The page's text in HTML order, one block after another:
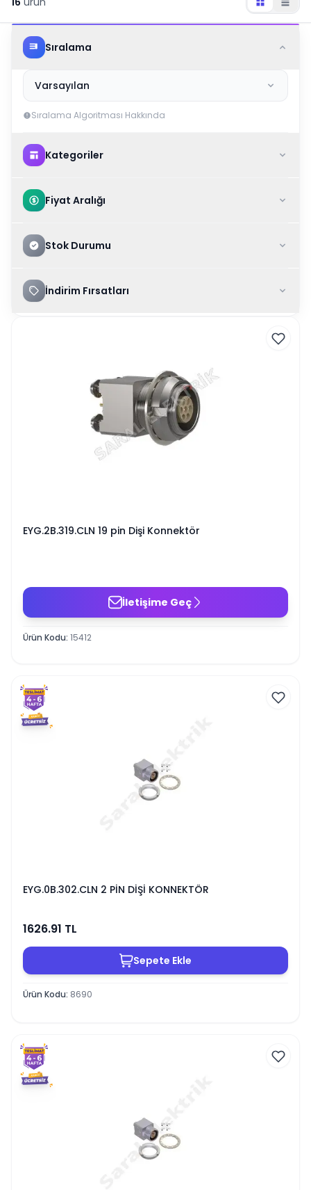
Sıralama
Varsayılan
Sıralama Algoritması Hakkında
Kategoriler
Fiyat Aralığı
Stok Durumu
İndirim Fırsatları
EYG.2B.319.CLN 19 pin Dişi Konnektör
İletişime Geç
Ürün Kodu: 15412
EYG.0B.302.CLN 2 PİN DİŞİ KONNEKTÖR
1626.91 TL
Sepete Ekle
Ürün Kodu: 8690